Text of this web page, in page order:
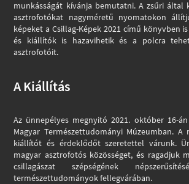
munkásságát kívánja bemutatni. A zsűri által
asztrofotókat nagyméretű nyomatokon
képeket a Csillag-Képek 2021 című könyvben
és kiállítók is hazavihetik és a polcra
asztrofotóit.
A Kiállítás
Az ünnepélyes megnyitó 2021. október 16-
Magyar Természettudományi Múzeumban. A
kiállítót és érdeklődőt szeretettel várunk.
magyar asztrofotós közösséget, és ragadjuk
csillagászat szépségének
természettudományok fellegvárában.